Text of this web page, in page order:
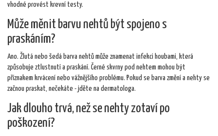
vhodné provést krevní testy.
Může měnit barvu nehtů být spojeno s
praskáním?
Ano. Žlutá nebo šedá barva nehtů může znamenat infekci houbami, která
způsobuje ztlustnutí a praskání. Černé skvrny pod nehtem mohou být
příznakem krvácení nebo vážnějšího problému. Pokud se barva změní a nehty se
začnou praskat, nečekáte - jděte na dermatologa.
Jak dlouho trvá, než se nehty zotaví po
poškození?